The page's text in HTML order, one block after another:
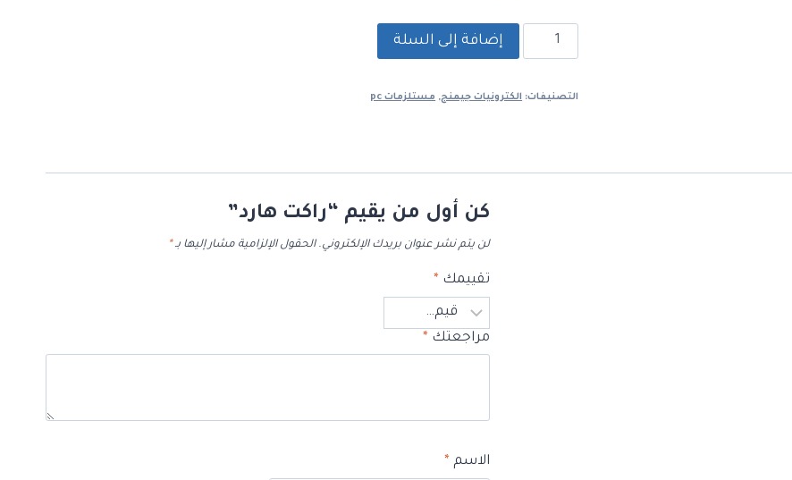
كمية
راكت
إضافة إلى السلة
التصنيفات: الكترونيات جيمنج, مستلزمات pc
كن أول من يقيم “راكت هارد”
لن يتم نشر عنوان بريدك الإلكتروني. الحقول الإلزامية مشار إليها بـ*
تقييمك*
مراجعتك*
الاسم*